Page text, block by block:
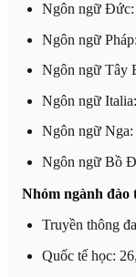
Ngôn ngữ Đức:
Ngôn ngữ
Ngôn ngữ Tây
Ngôn ngữ
Ngôn ngữ Nga:
Ngôn ngữ Bồ
Nhóm ngành đào
Truyền thông
Quốc tế học: